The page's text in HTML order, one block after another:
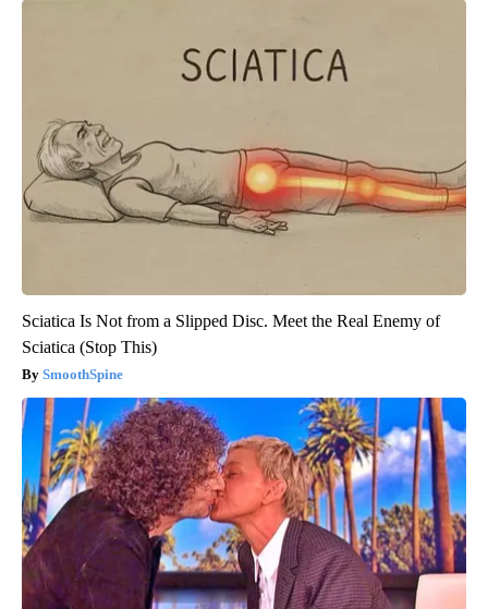
Sciatica Is Not from a Slipped Disc. Meet the Real Enemy of
Sciatica (Stop This)
SmoothSpine